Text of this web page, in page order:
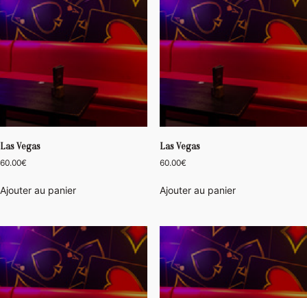
Las Vegas
60.00€
Ajouter au panier
Las Vegas
60.00€
Ajouter au panier